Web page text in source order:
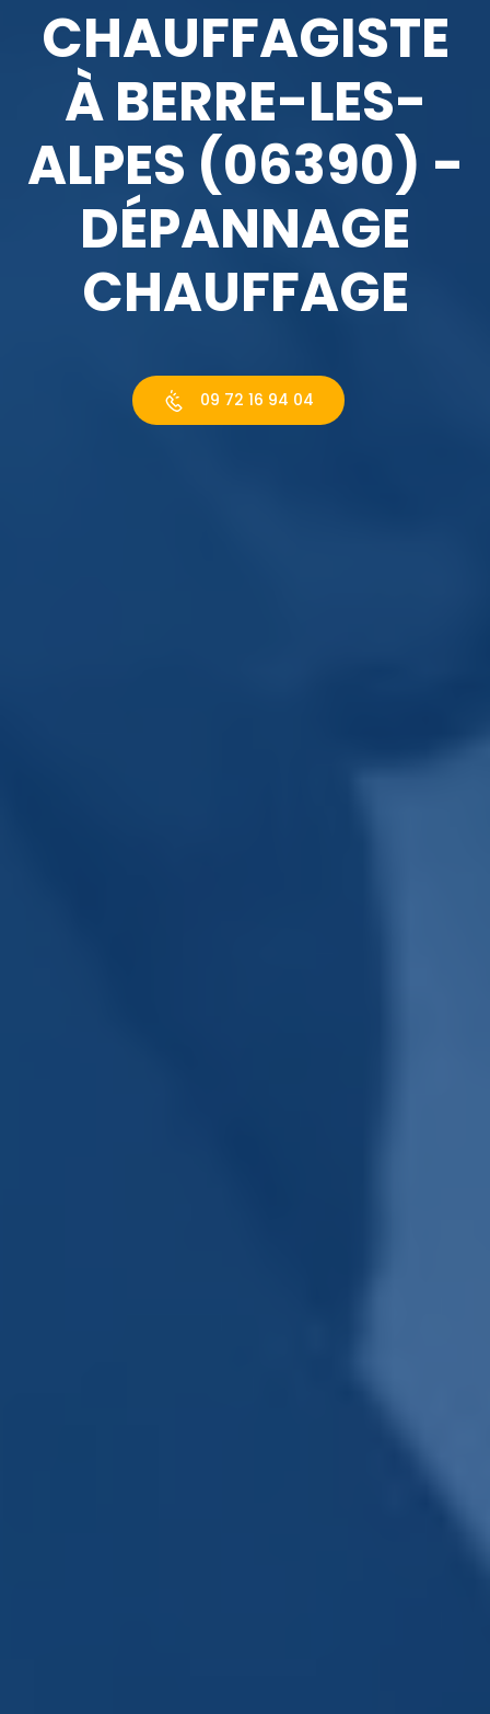
CHAUFFAGISTE
À BERRE-LES-
ALPES (06390) -
DÉPANNAGE
CHAUFFAGE
09 72 16 94 04